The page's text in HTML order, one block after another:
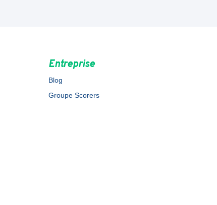
Entreprise
Blog
Groupe Scorers